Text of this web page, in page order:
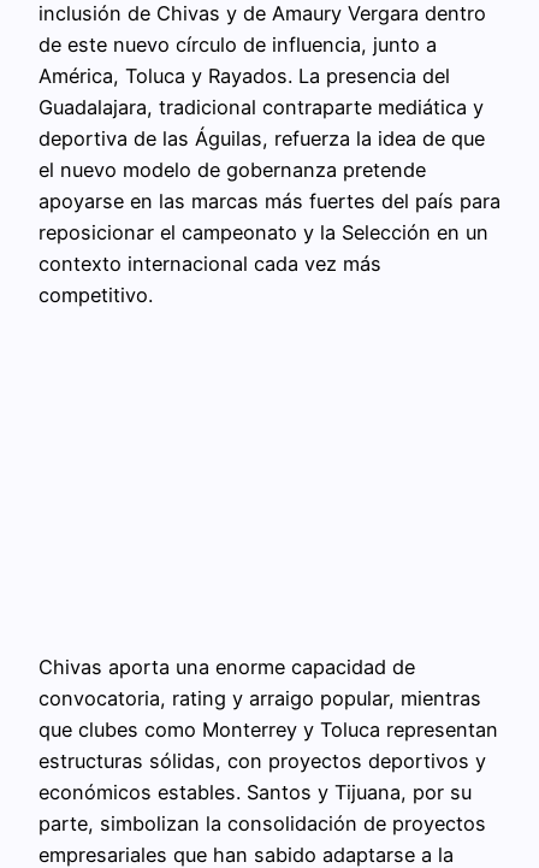
inclusión de Chivas y de Amaury Vergara dentro
de este nuevo círculo de influencia, junto a
América, Toluca y Rayados. La presencia del
Guadalajara, tradicional contraparte mediática y
deportiva de las Águilas, refuerza la idea de que
el nuevo modelo de gobernanza pretende
apoyarse en las marcas más fuertes del país para
reposicionar el campeonato y la Selección en un
contexto internacional cada vez más
competitivo.
Chivas aporta una enorme capacidad de
convocatoria, rating y arraigo popular, mientras
que clubes como Monterrey y Toluca representan
estructuras sólidas, con proyectos deportivos y
económicos estables. Santos y Tijuana, por su
parte, simbolizan la consolidación de proyectos
empresariales que han sabido adaptarse a la